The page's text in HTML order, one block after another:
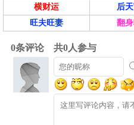
横财运
后
旺夫旺妻
翻